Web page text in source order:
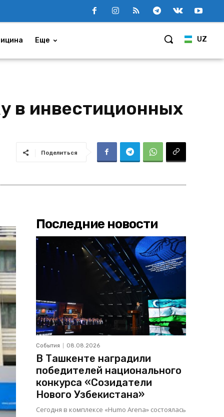
UZ
Еще
в инвестиционных
Поделиться
Последние новости
События 08.08.2026
В Ташкенте наградили
победителей национального
конкурса «Созидатели
Нового Узбекистана»
Сегодня в комплексе «Humo Arena» состоялась